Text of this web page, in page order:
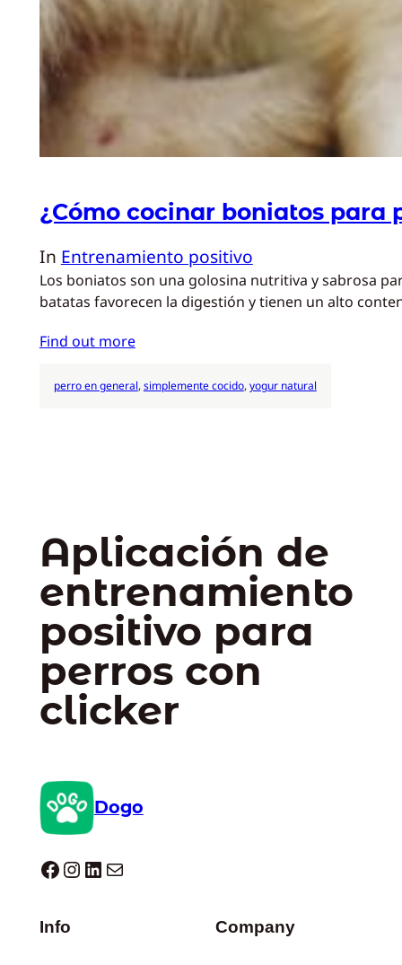
¿Cómo cocinar boniatos para
In Entrenamiento positivo
Los boniatos son una golosina nutritiva y sabrosa
batatas favorecen la digestión y tienen un alto
Find out more
perro en general, simplemente cocido, yogur natural
Aplicación de
entrenamiento
positivo para
perros con
clicker
Dogo
Dogo facebook InstagramLinkedIn Correo electrónico
Info Company